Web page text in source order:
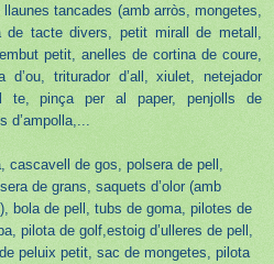
tancades (amb arròs, mongetes,
tacte divers, petit mirall de metall,
petit, anelles de cortina de coure,
d’ou, triturador d’all, xiulet, netejador
te, pinça per al paper, penjolls de
cascavell de gos, polsera de pell,
de grans, saquets d’olor (amb
bola de pell, tubs de goma, pilotes de
pilota de golf,estoig d’ulleres de pell,
peluix petit, sac de mongetes, pilota